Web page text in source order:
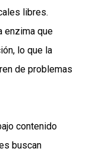
libres.
enzima que
lo que la
de problemas
contenido
buscan